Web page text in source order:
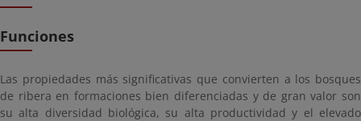
Funciones
Las propiedades más significativas que convierten a los bosques
de ribera en formaciones bien diferenciadas y de gran valor son
su alta diversidad biológica, su alta productividad y el elevado